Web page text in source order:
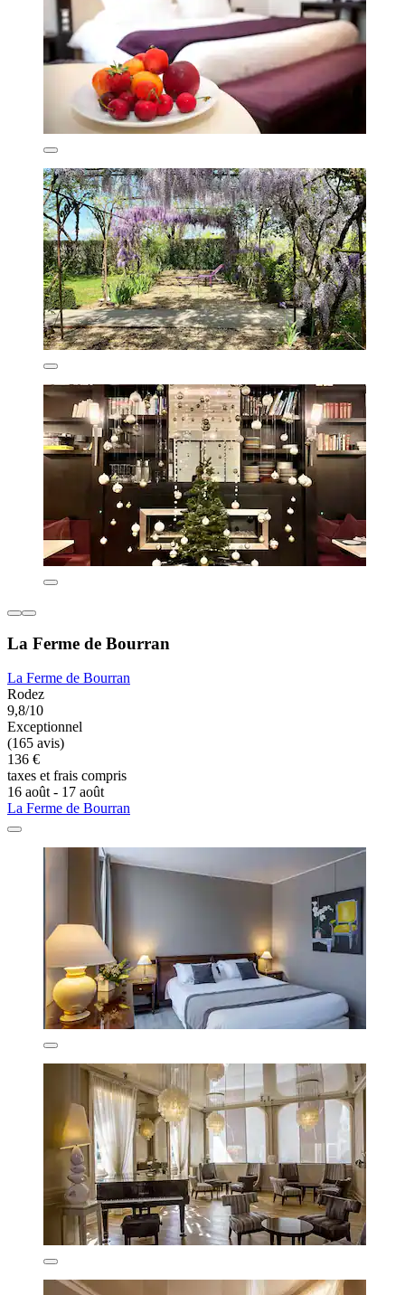
La Ferme de Bourran
La Ferme de Bourran
Rodez
9,8/10
Exceptionnel
(165 avis)
136 €
taxes et frais compris
16 août - 17 août
La Ferme de Bourran